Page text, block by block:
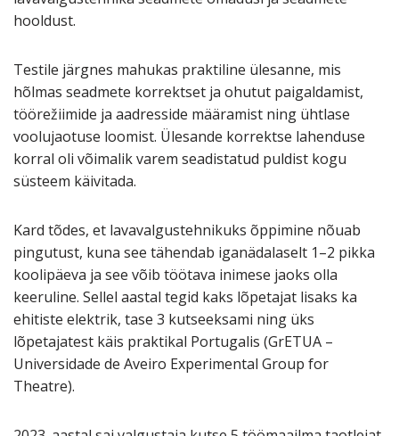
hooldust.
Testile järgnes mahukas praktiline ülesanne, mis
hõlmas seadmete korrektset ja ohutut paigaldamist,
töörežiimide ja aadresside määramist ning ühtlase
voolujaotuse loomist. Ülesande korrektse lahenduse
korral oli võimalik varem seadistatud puldist kogu
süsteem käivitada.
Kard tõdes, et lavavalgustehnikuks õppimine nõuab
pingutust, kuna see tähendab iganädalaselt 1–2 pikka
koolipäeva ja see võib töötava inimese jaoks olla
keeruline. Sellel aastal tegid kaks lõpetajat lisaks ka
ehitiste elektrik, tase 3 kutseeksami ning üks
lõpetajatest käis praktikal Portugalis (GrETUA –
Universidade de Aveiro Experimental Group for
Theatre).